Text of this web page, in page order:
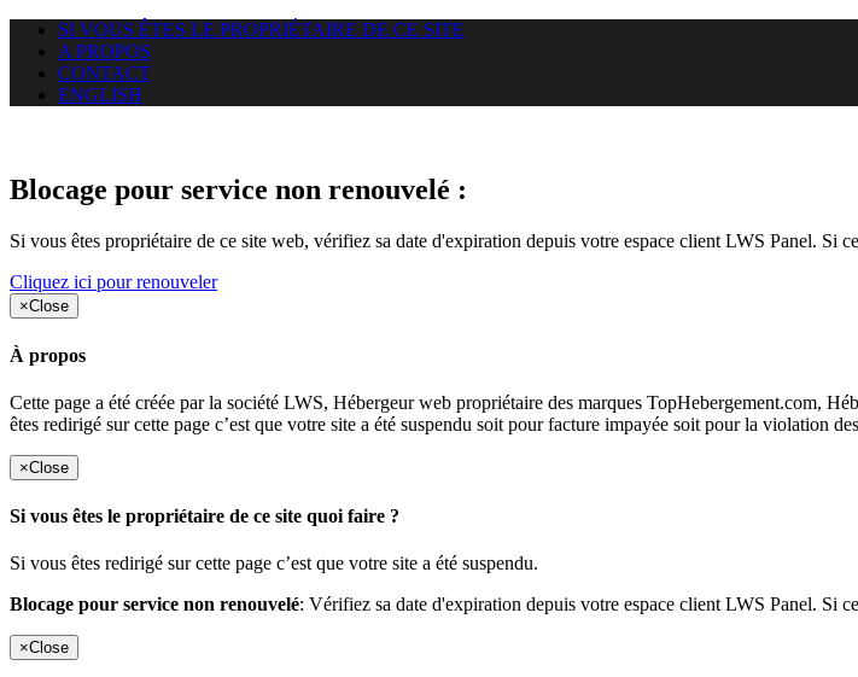
SI VOUS ÊTES LE PROPRIÉTAIRE DE CE SITE
A PROPOS
CONTACT
ENGLISH
Blocage pour service non renouvelé :
Si vous êtes propriétaire de ce site web, vérifiez sa date d'expiration depuis votre espace client LWS Panel. Si
Cliquez ici pour renouveler
×Close
À propos
Cette page a été créée par la société LWS, Hébergeur web propriétaire des marques TopHebergement.com,
êtes redirigé sur cette page c’est que votre site a été suspendu soit pour facture impayée soit pour la violation
×Close
Si vous êtes le propriétaire de ce site quoi faire ?
Si vous êtes redirigé sur cette page c’est que votre site a été suspendu.
Blocage pour service non renouvelé: Vérifiez sa date d'expiration depuis votre espace client LWS Panel. Si
×Close